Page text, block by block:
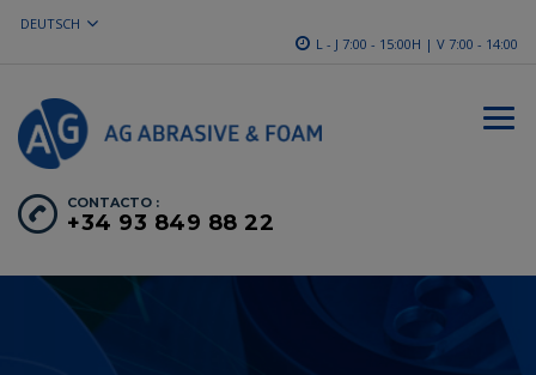
DEUTSCH
L - J 7:00 - 15:00H | V 7:00 - 14:00
CONTACTO :
+34 93 849 88 22